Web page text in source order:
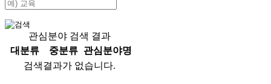
관심분야 검색 결과
대분류
중분류
관심분야명
검색결과가 없습니다.